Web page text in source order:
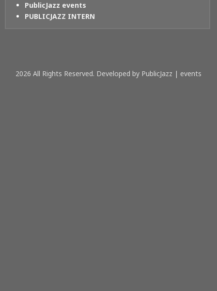
PublicJazz events
PUBLICJAZZ INTERN
2026 All Rights Reserved. Developed by PublicJazz | events